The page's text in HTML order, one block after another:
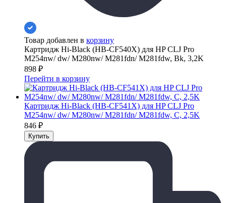
Товар добавлен в корзину
Картридж Hi-Black (HB-CF540X) для HP CLJ Pro
M254nw/ dw/ M280nw/ M281fdn/ M281fdw, Bk, 3,2K
898 ₽
Перейти в корзину
Картридж Hi-Black (HB-CF541X) для HP CLJ Pro
M254nw/ dw/ M280nw/ M281fdn/ M281fdw, C, 2,5K
846 ₽